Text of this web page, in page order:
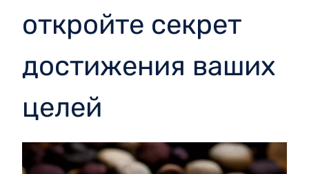
откройте секрет
достижения ваших
целей